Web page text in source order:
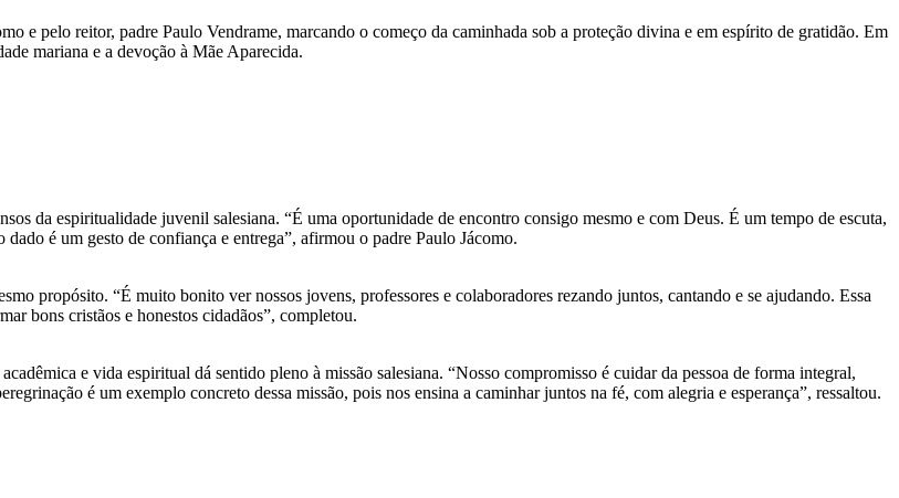
e pelo reitor, padre Paulo Vendrame, marcando o começo da caminhada sob a proteção divina e em espírito de gratidão. Em
mariana e a devoção à Mãe Aparecida.
da espiritualidade juvenil salesiana. “É uma oportunidade de encontro consigo mesmo e com Deus. É um tempo de escuta,
é um gesto de confiança e entrega”, afirmou o padre Paulo Jácomo.
propósito. “É muito bonito ver nossos jovens, professores e colaboradores rezando juntos, cantando e se ajudando. Essa
bons cristãos e honestos cidadãos”, completou.
e vida espiritual dá sentido pleno à missão salesiana. “Nosso compromisso é cuidar da pessoa de forma integral,
é um exemplo concreto dessa missão, pois nos ensina a caminhar juntos na fé, com alegria e esperança”, ressaltou.